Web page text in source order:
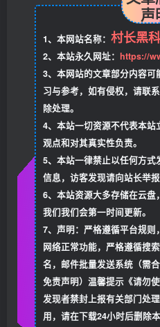
声
1、本网站名称： 村长黑
2、本站永久网址： https://
3、本网站的文章部分内容
习与参考，如有侵权，请联
除处理。
4、本站一切资源不代表本
观点和对其真实性负责。
5、本站一律禁止以任何方
信息，访客发现请向站长举报
6、本站资源大多存储在云
我们我们会第一时间更新。
7、声明：严格遵循平台规
网络正常功能，严格遵循搜
名，邮件批量发送系统（需
免责声明）温馨提示《请勿
发现者禁封上报有关部门处
用，请在下载24小时后删除